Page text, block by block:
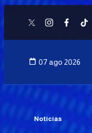
twitterinstagram
07 ago 2026
Noticias